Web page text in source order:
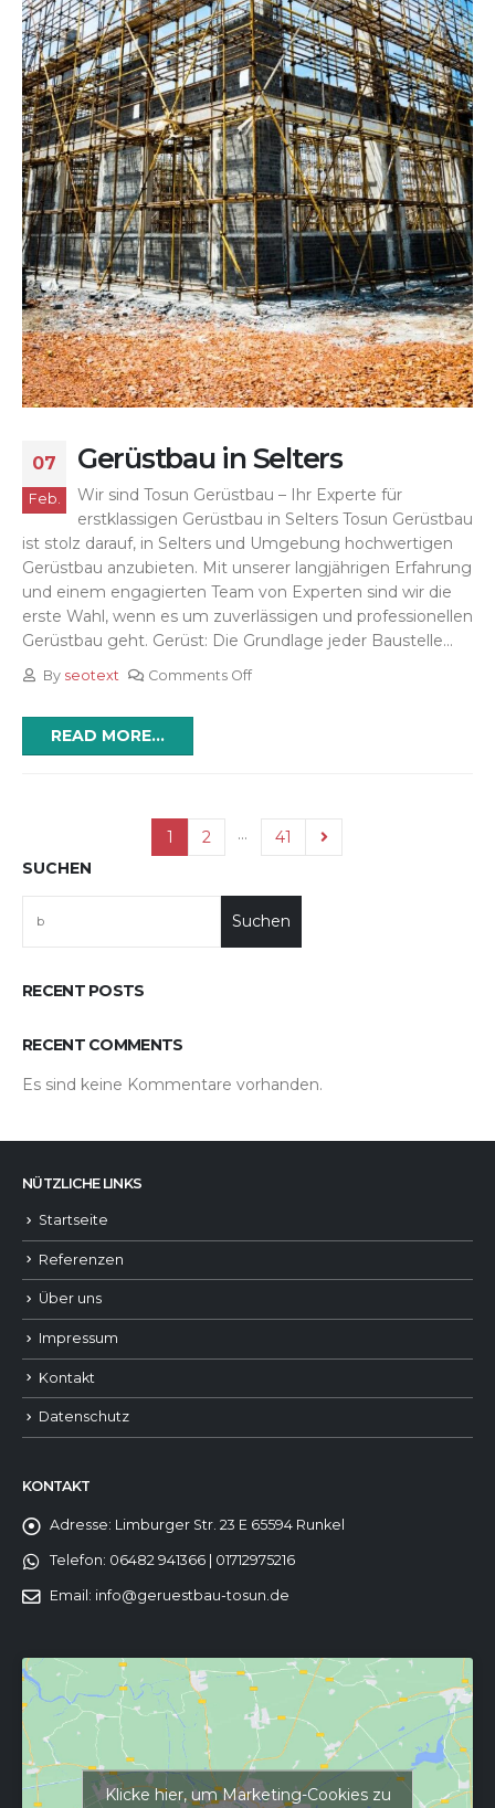
07
Feb.
Gerüstbau in Selters
Wir sind Tosun Gerüstbau – Ihr Experte für
erstklassigen Gerüstbau in Selters Tosun Gerüstbau
ist stolz darauf, in Selters und Umgebung hochwertigen
Gerüstbau anzubieten. Mit unserer langjährigen Erfahrung
und einem engagierten Team von Experten sind wir die
erste Wahl, wenn es um zuverlässigen und professionellen
Gerüstbau geht. Gerüst: Die Grundlage jeder Baustelle...
By seotext Comments Off
READ MORE...
1 2 …
41
SUCHEN
Suchen
RECENT POSTS
RECENT COMMENTS
Es sind keine Kommentare vorhanden.
NÜTZLICHE LINKS
Startseite
Referenzen
Über uns
Impressum
Kontakt
Datenschutz
KONTAKT
Adresse: Limburger Str. 23 E 65594 Runkel
Telefon: 06482 941366 | 01712975216
Email: info@geruestbau-tosun.de
Klicke hier, um Marketing-Cookies zu